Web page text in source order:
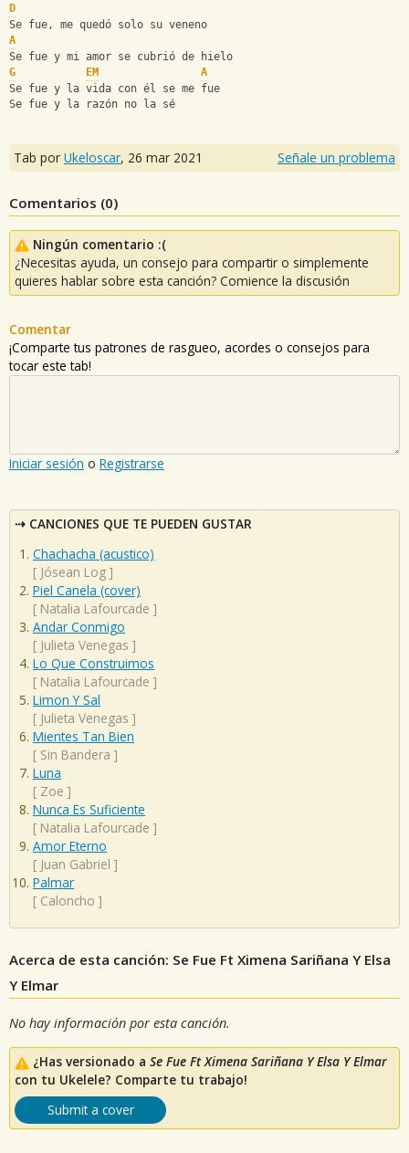
D
Se fue, me quedó solo su veneno
A
Se fue y mi amor se cubrió de hielo
G
EM
A
Se fue y la vida con él se me fue
Se fue y la razón no la sé
Tab por Ukeloscar, 26 mar 2021 Señale un problema
Comentarios (0)
Ningún comentario :(
¿Necesitas ayuda, un consejo para compartir o simplemente
quieres hablar sobre esta canción? Comience la discusión
Comentar
¡Comparte tus patrones de rasgueo, acordes o consejos para
tocar este tab!
Iniciar sesión o Registrarse
CANCIONES QUE TE PUEDEN GUSTAR
Chachacha (acustico)
[ Jósean Log ]
Piel Canela (cover)
[ Natalia Lafourcade ]
Andar Conmigo
[ Julieta Venegas ]
Lo Que Construimos
[ Natalia Lafourcade ]
Limon Y Sal
[ Julieta Venegas ]
Mientes Tan Bien
[ Sin Bandera ]
Luna
[ Zoe ]
Nunca Es Suficiente
[ Natalia Lafourcade ]
Amor Eterno
[ Juan Gabriel ]
Palmar
[ Caloncho ]
Acerca de esta canción: Se Fue Ft Ximena Sariñana Y Elsa
Y Elmar
No hay información por esta canción.
¿Has versionado a Se Fue Ft Ximena Sariñana Y Elsa Y Elmar
con tu Ukelele? Comparte tu trabajo!
Submit a cover